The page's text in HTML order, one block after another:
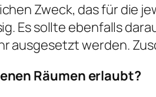
Zweck, das für die
Es sollte ebenfalls
ausgesetzt werden.
Räumen erlaubt?